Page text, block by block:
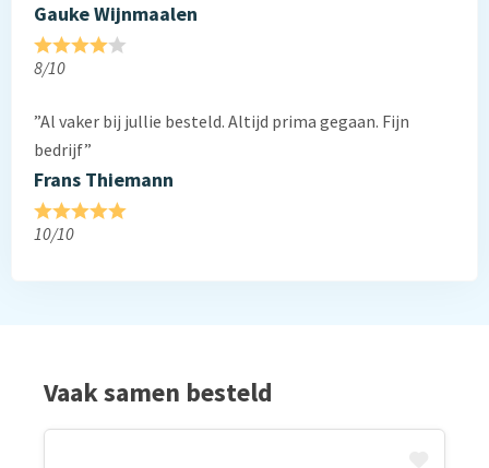
Gauke Wijnmaalen
8/10
”Al vaker bij jullie besteld. Altijd prima gegaan. Fijn
bedrijf”
Frans Thiemann
10/10
Vaak samen besteld